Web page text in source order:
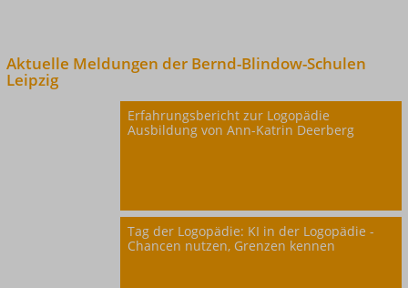
Aktuelle Meldungen der Bernd-Blindow-Schulen
Leipzig
Erfahrungsbericht zur Logopädie
Ausbildung von Ann-Katrin Deerberg
Tag der Logopädie: KI in der Logopädie -
Chancen nutzen, Grenzen kennen